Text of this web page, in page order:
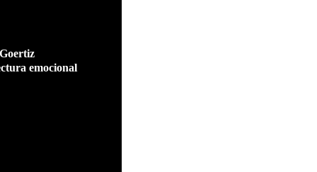
emocional